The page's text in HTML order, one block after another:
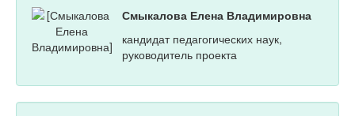
Смыкалова Елена Владимировна
кандидат педагогических наук,
руководитель проекта